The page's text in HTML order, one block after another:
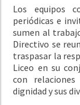
Los equipos
periódicas e
sumen al
Directivo se
traspasar la
Liceo en su
con
dignidad y sus